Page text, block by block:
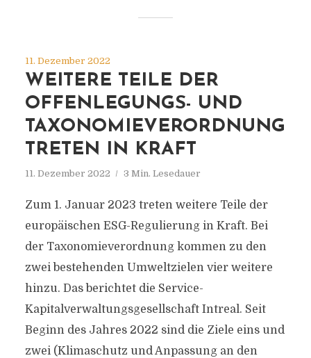
11. Dezember 2022
WEITERE TEILE DER
OFFENLEGUNGS- UND
TAXONOMIEVERORDNUNG
TRETEN IN KRAFT
11. Dezember 2022 3 Min. Lesedauer
Zum 1. Januar 2023 treten weitere Teile der
europäischen ESG-Regulierung in Kraft. Bei
der Taxonomieverordnung kommen zu den
zwei bestehenden Umweltzielen vier weitere
hinzu. Das berichtet die Service-
Kapitalverwaltungsgesellschaft Intreal. Seit
Beginn des Jahres 2022 sind die Ziele eins und
zwei (Klimaschutz und Anpassung an den